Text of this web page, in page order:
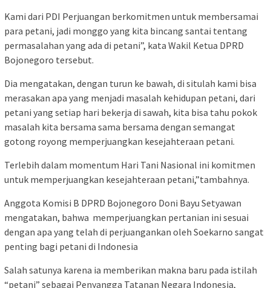
Kami dari PDI Perjuangan berkomitmen untuk membersamai
para petani, jadi monggo yang kita bincang santai tentang
permasalahan yang ada di petani”, kata Wakil Ketua DPRD
Bojonegoro tersebut.
Dia mengatakan, dengan turun ke bawah, di situlah kami bisa
merasakan apa yang menjadi masalah kehidupan petani, dari
petani yang setiap hari bekerja di sawah, kita bisa tahu pokok
masalah kita bersama sama bersama dengan semangat
gotong royong memperjuangkan kesejahteraan petani.
Terlebih dalam momentum Hari Tani Nasional ini komitmen
untuk memperjuangkan kesejahteraan petani,”tambahnya.
Anggota Komisi B DPRD Bojonegoro Doni Bayu Setyawan
mengatakan, bahwa memperjuangkan pertanian ini sesuai
dengan apa yang telah di perjuangankan oleh Soekarno sangat
penting bagi petani di Indonesia
Salah satunya karena ia memberikan makna baru pada istilah
“petani” sebagai Penyangga Tatanan Negara Indonesia,